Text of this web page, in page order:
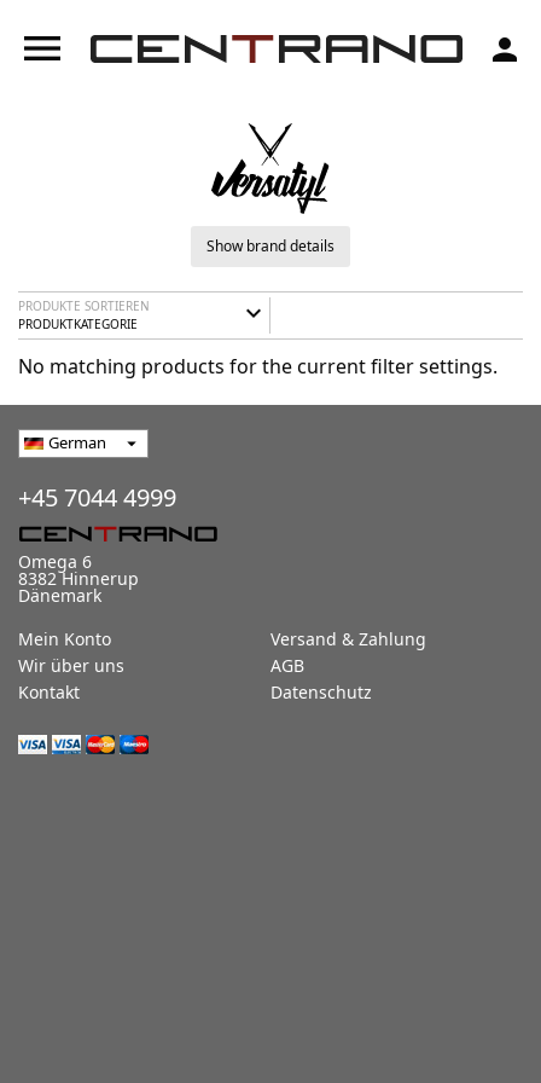
menu person
Show brand details
PRODUKTE SORTIEREN
PRODUKTKATEGORIE
expand_more
No matching products for the current filter settings.
German arrow_drop_down
+45 7044 4999
Omega 6
8382 Hinnerup
Dänemark
Mein Konto
Wir über uns
Kontakt
Versand & Zahlung
AGB
Datenschutz